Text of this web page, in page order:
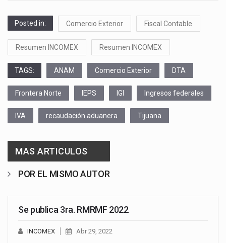
Posted in: Comercio Exterior Fiscal Contable
Resumen INCOMEX Resumen INCOMEX
TAGS: ANAM Comercio Exterior DTA
Frontera Norte IEPS IGI Ingresos federales
IVA recaudación aduanera Tijuana
MAS ARTICULOS
POR EL MISMO AUTOR
Se publica 3ra. RMRMF 2022
INCOMEX Abr 29, 2022